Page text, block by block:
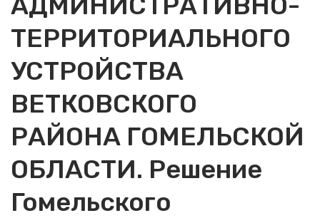
ТЕРРИТОРИАЛЬНОГО
УСТРОЙСТВА
ВЕТКОВСКОГО
РАЙОНА ГОМЕЛЬСКОЙ
ОБЛАСТИ. Решение
Гомельского